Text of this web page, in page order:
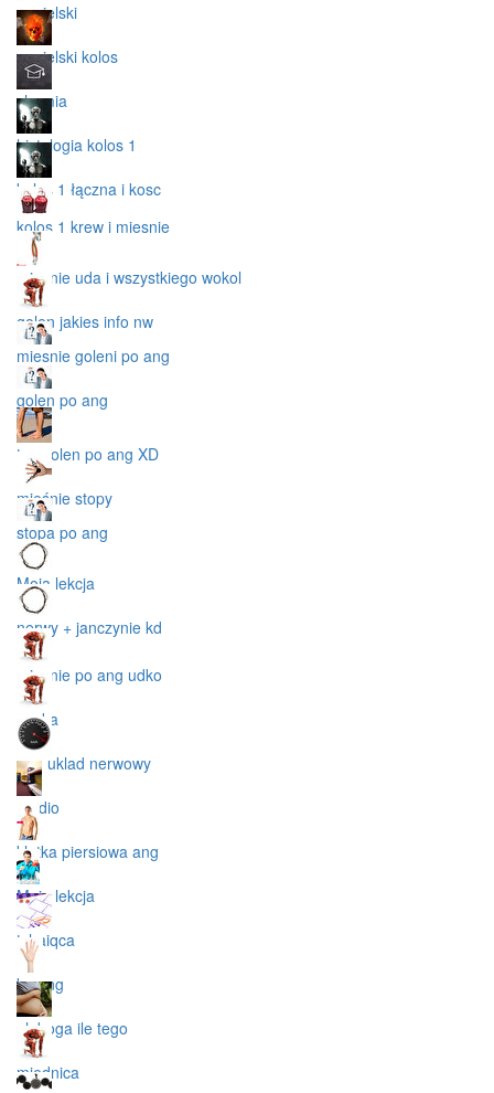
angielski
angielski kolos
chemia
histologia kolos 1
kolos 1 łączna i kosc
kolos 1 krew i miesnie
miesnie uda i wszystkiego wokol
golen jakies info nw
miesnie goleni po ang
golen po ang
tez golen po ang XD
mięśnie stopy
stopa po ang
Moja lekcja
nerwy + janczynie kd
miesnie po ang udko
nozka
ang uklad nerwowy
cardio
klatka piersiowa ang
Moja lekcja
txhaiqca
kg ang
olaboga ile tego
miednica